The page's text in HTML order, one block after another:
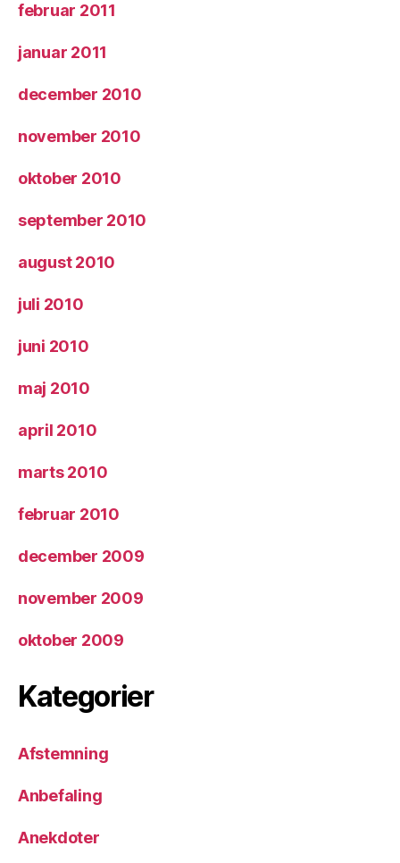
februar 2011
januar 2011
december 2010
november 2010
oktober 2010
september 2010
august 2010
juli 2010
juni 2010
maj 2010
april 2010
marts 2010
februar 2010
december 2009
november 2009
oktober 2009
Kategorier
Afstemning
Anbefaling
Anekdoter